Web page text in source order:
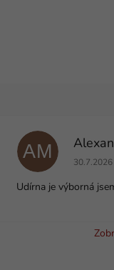
AM 30.7.2026
Udírna je výborná